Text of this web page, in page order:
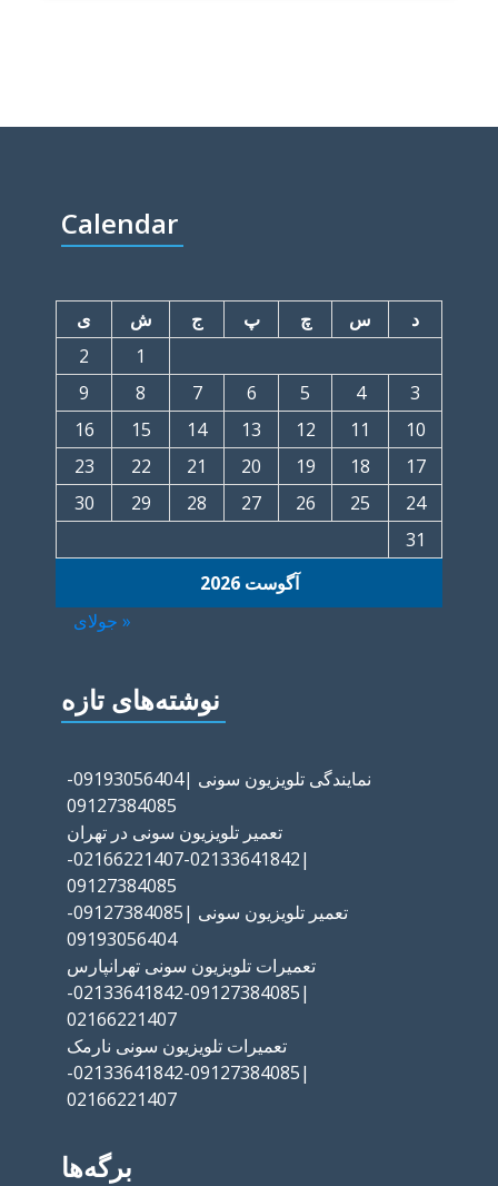
Calendar
آگوست 2026
د س چ پ ج ش
ی
1
2
3
4
5
6
7
8
9
10
11
12
13
14
15
16
17
18
19
20
21
22
23
24
25
26
27
28
29
30
31
« جولای
نوشته‌های تازه
نمایندگی تلویزیون سونی |09193056404-
09127384085
تعمیر تلویزیون سونی در تهران
|02133641842-02166221407-
09127384085
تعمیر تلویزیون سونی |09127384085-
09193056404
تعمیرات تلویزیون سونی تهرانپارس
|09127384085-02133641842-
02166221407
تعمیرات تلویزیون سونی نارمک
|09127384085-02133641842-
02166221407
برگه‌ها